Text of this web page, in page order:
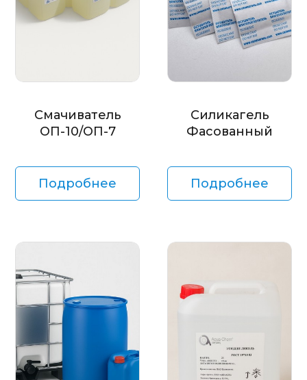
Смачиватель
ОП-10/ОП-7
Подробнее
Силикагель
Фасованный
Подробнее